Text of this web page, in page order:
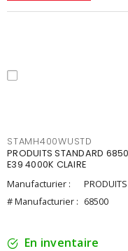
STAMH400WUSTD
PRODUITS STANDARD
E39 4000K CLAIRE
Manufacturier :
# Manufacturier : 68500
En inventaire